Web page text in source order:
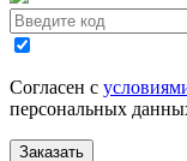
Согласен с
персональных